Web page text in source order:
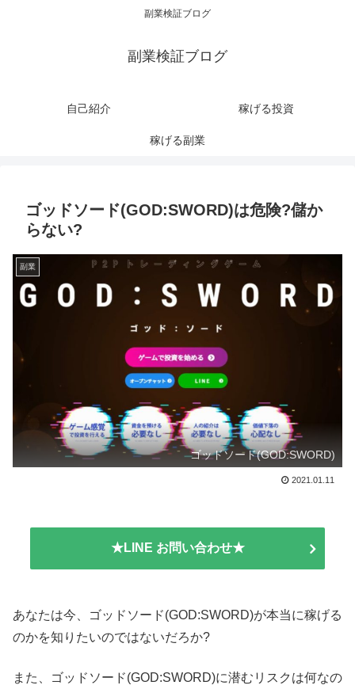
副業検証ブログ
副業検証ブログ
自己紹介 稼げる投資
稼げる副業
ゴッドソード(GOD:SWORD)は危険?儲か
らない?
副業
ゴッドソード(GOD:SWORD)
2021.01.11
★LINE お問い合わせ★
あなたは今、ゴッドソード(GOD:SWORD)が本当に稼げる
のかを知りたいのではないだろか?
また、ゴッドソード(GOD:SWORD)に潜むリスクは何なの